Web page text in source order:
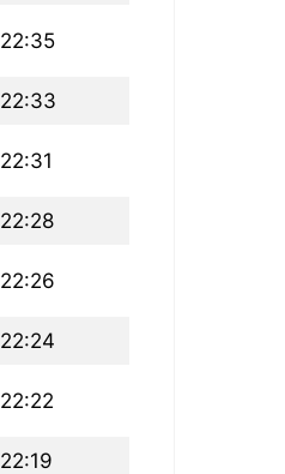
22:35
22:33
22:31
22:28
22:26
22:24
22:22
22:19